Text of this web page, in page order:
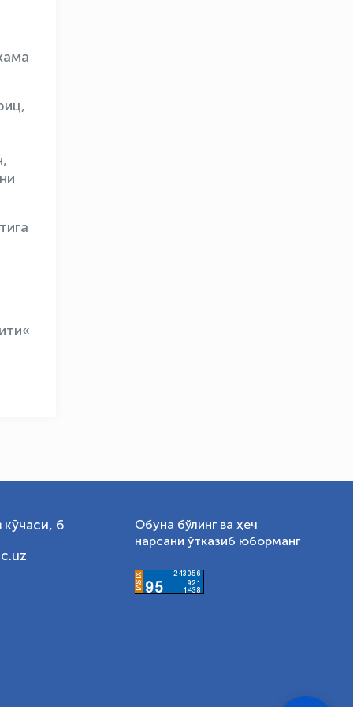
6
Обуна бўлинг ва ҳеч
нарсани ўтказиб юборманг